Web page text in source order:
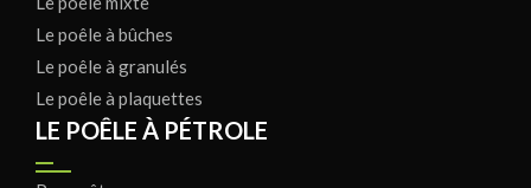
Le poêle à bûches
Le poêle à granulés
Le poêle à plaquettes
LE POÊLE À PÉTROLE